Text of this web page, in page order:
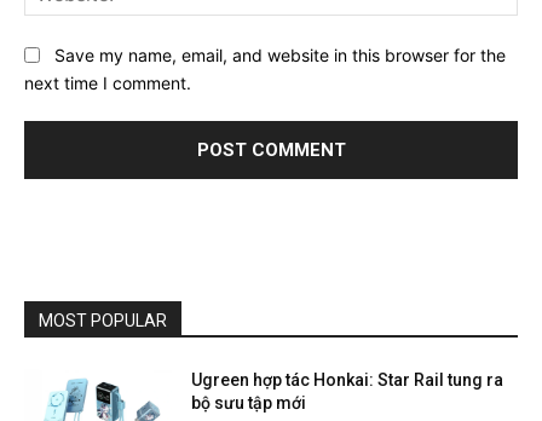
Save my name, email, and website in this browser for the
next time I comment.
MOST POPULAR
Ugreen hợp tác Honkai: Star Rail tung ra
bộ sưu tập mới